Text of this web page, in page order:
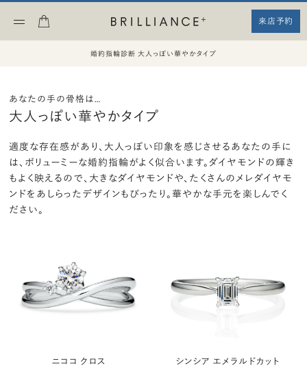
来店予約
婚約指輪診断 大人っぽい華やかタイプ
あなたの手の骨格は…
大人っぽい華やかタイプ
適度な存在感があり、大人っぽい印象を感じさせるあなたの手に
は、 ボリューミーな婚約指輪がよく似合います。ダイヤモンドの輝き
もよく映えるので、大きなダイヤモンドや、 たくさんのメレダイヤモ
ンドをあしらったデザインもぴったり。華やかな手元を楽しんでく
ださい。
ニココ クロス シンシア エメラルドカット